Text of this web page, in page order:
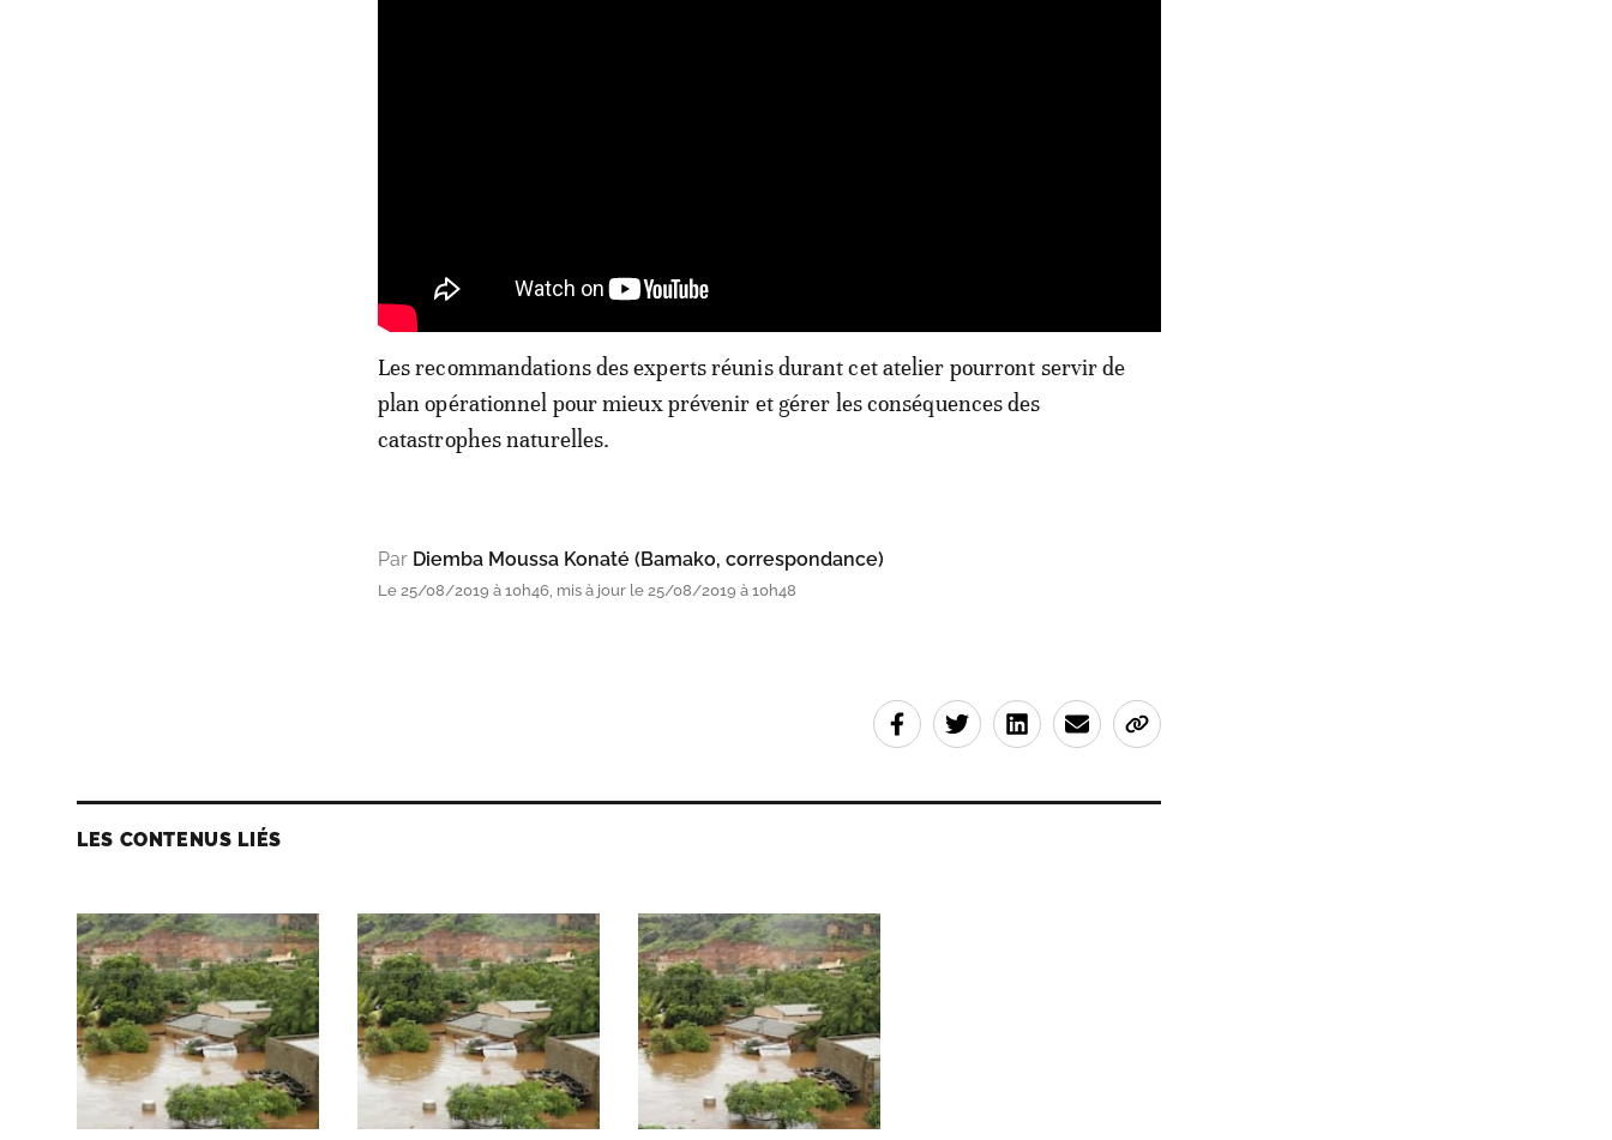
Les recommandations des experts réunis durant cet atelier pourront servir de
plan opérationnel pour mieux prévenir et gérer les conséquences des
catastrophes naturelles.
Par Diemba Moussa Konaté (Bamako, correspondance)
Le 25/08/2019 à 10h46, mis à jour le 25/08/2019 à 10h48
LES CONTENUS LIÉS